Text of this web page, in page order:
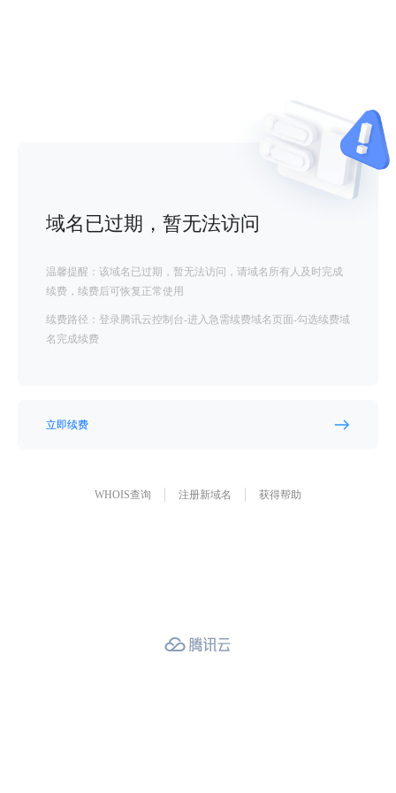
域名已过期，暂无法访问
温馨提醒：该域名已过期，暂无法访问，请域名所有人及时完成
续费，续费后可恢复正常使用
续费路径：登录腾讯云控制台-进入急需续费域名页面-勾选续费域
名完成续费
立即续费
WHOIS查询 注册新域名 获得帮助